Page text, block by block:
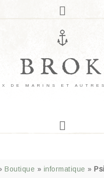
BROK
DE MARINS ET
Boutique » informatique »